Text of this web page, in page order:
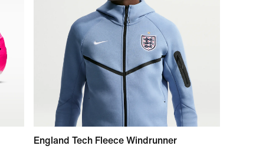
England Tech Fleece Windrunner